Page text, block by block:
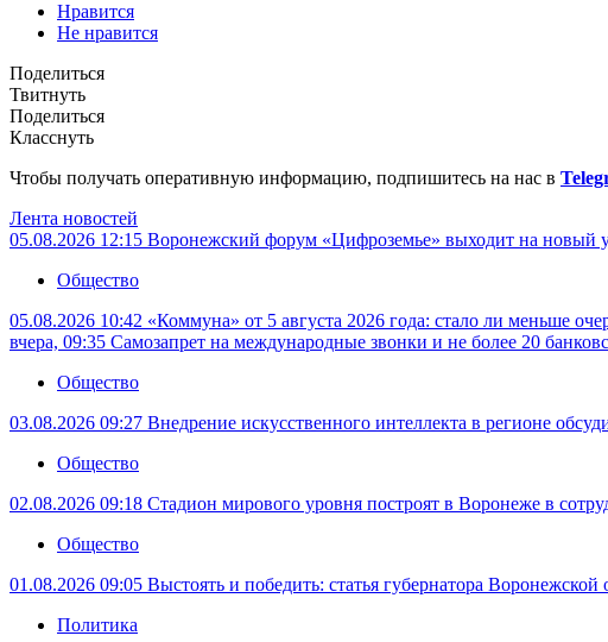
Нравится
Не нравится
Поделиться
Твитнуть
Поделиться
Класснуть
Чтобы получать оперативную информацию, подпишитесь на нас в
Лента новостей
05.08.2026 12:15 Воронежский форум «Цифроземье» выходит на новый
Общество
05.08.2026 10:42 «Коммуна» от 5 августа 2026 года: стало ли меньше
вчера, 09:35 Самозапрет на международные звонки и не более 20
Общество
03.08.2026 09:27 Внедрение искусственного интеллекта в регионе
Общество
02.08.2026 09:18 Стадион мирового уровня построят в Воронеже в
Общество
01.08.2026 09:05 Выстоять и победить: статья губернатора Воронежской
Политика